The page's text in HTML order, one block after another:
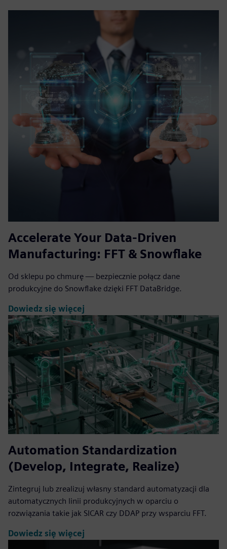
Accelerate Your Data-Driven
Manufacturing: FFT & Snowflake
Od sklepu po chmurę — bezpiecznie połącz dane
produkcyjne do Snowflake dzięki FFT DataBridge.
Dowiedz się więcej
Automation Standardization
(Develop, Integrate, Realize)
Zintegruj lub zrealizuj własny standard automatyzacji dla
automatycznych linii produkcyjnych w oparciu o
rozwiązania takie jak SICAR czy DDAP przy wsparciu FFT.
Dowiedz się więcej